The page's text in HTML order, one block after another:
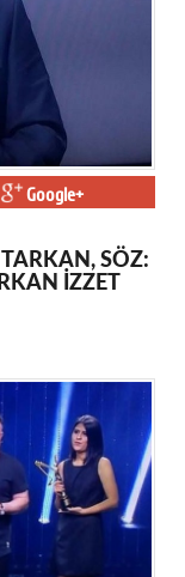
Google+
SÖZ:
İZZET